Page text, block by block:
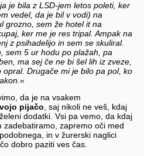
je bila z LSD-jem letos poleti, ker
vedel, da je bil v vodi) na
grozno, sem že hotel it na
ker me je res tripal. Ampak na
z psihadelijo in sem se skuliral.
sem 5 ur hodu po plažah, pa
ma sej če ne bi šel lih iz zveze,
Drugače mi je bilo pa pol, ko
da je na vsakem
pijačo, saj nikoli ne veš, kdaj
dodatki. Vsi pa vemo, da kdaj
zadebatiramo, zapremo oči med
in v žurerski naglici
dobro paziti ves čas.